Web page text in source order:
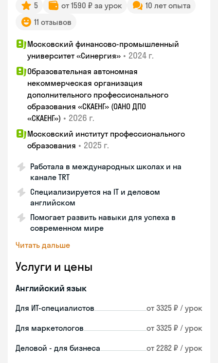
5 от 1590 ₽ за урок
10 лет опыта
11 отзывов
Московский финансово-промышленный
университет «Синергия» • 2024 г.
Образовательная автономная
некоммерческая организация
дополнительного профессионального
образования «СКАЕНГ» (ОАНО ДПО
«СКАЕНГ») • 2026 г.
Московский институт профессионального
образования • 2025 г.
Работала в международных школах и на
канале TRT
Специализируется на IT и деловом
английском
Помогает развить навыки для успеха в
современном мире
Читать дальше
Услуги и цены
Английский язык
Для ИТ-специалистов от 3325 ₽ / урок
Для маркетологов от 3325 ₽ / урок
Деловой - для бизнеса от 2282 ₽ / урок